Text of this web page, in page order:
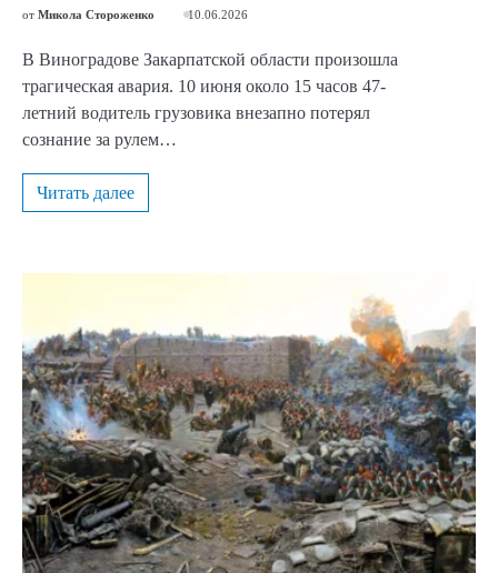
от Микола Стороженко 10.06.2026
В Виноградове Закарпатской области произошла
трагическая авария. 10 июня около 15 часов 47-
летний водитель грузовика внезапно потерял
сознание за рулем…
Читать далее